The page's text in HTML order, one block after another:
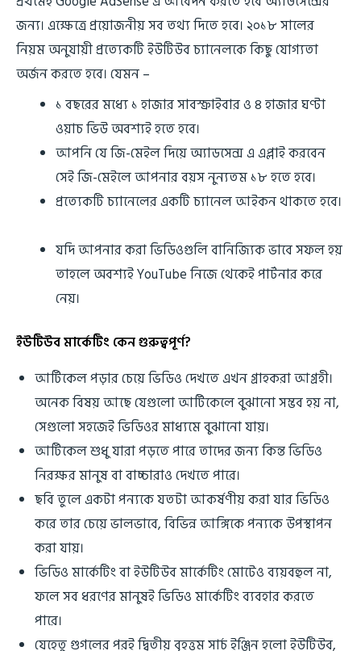
জন্য। এক্ষেত্রে প্রয়োজনীয় সব তথ্য দিতে হবে। ২০১৮ সালের
নিয়ম অনুযায়ী প্রত্যেকটি ইউটিউব চ্যানেলকে কিছু যোগ্যতা
অর্জন করতে হবে। যেমন –
১ বছরের মধ্যে ১ হাজার সাবস্ক্রাইবার ও ৪ হাজার ঘণ্টা
ওয়াচ ভিউ অবশ্যই হতে হবে।
আপনি যে জি-মেইল দিয়ে অ্যাডসেন্স এ এপ্লাই করবেন
সেই জি-মেইলে আপনার বয়স নুন্যতম ১৮ হতে হবে।
প্রত্যেকটি চ্যানেলের একটি চ্যানেল আইকন থাকতে হবে।
যদি আপনার করা ভিডিওগুলি বানিজ্যিক ভাবে সফল হয়
তাহলে অবশ্যই YouTube নিজে থেকেই পার্টনার করে
নেয়।
ইউটিউব মার্কেটিং কেন গুরুত্বপূর্ণ?
আর্টিকেল পড়ার চেয়ে ভিডিও দেখতে এখন গ্রাহকরা আগ্রহী।
অনেক বিষয় আছে যেগুলো আর্টিকেলে বুঝানো সম্ভব হয় না,
সেগুলো সহজেই ভিডিওর মাধ্যমে বুঝানো যায়।
আর্টিকেল শুধু যারা পড়তে পারে তাদের জন্য কিন্ত ভিডিও
নিরক্ষর মানুষ বা বাচ্চারাও দেখতে পারে।
ছবি তুলে একটা পন্যকে যতটা আকর্ষণীয় করা যার ভিডিও
করে তার চেয়ে ভালভাবে, বিভিন্ন আঙ্গিকে পন্যকে উপস্থাপন
করা যায়।
ভিডিও মার্কেটিং বা ইউটিউব মার্কেটিং মোটেও ব্যয়বহুল না,
ফলে সব ধরণের মানুষই ভিডিও মার্কেটিং ব্যবহার করতে
পারে।
যেহেতু গুগলের পরই দ্বিতীয় বৃহত্তম সার্চ ইঞ্জিন হলো ইউটিউব,